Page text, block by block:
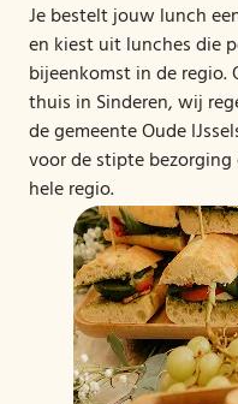
Je bestelt jouw lunch
en kiest uit lunches die
bijeenkomst in de regio.
thuis in Sinderen, wij
de gemeente Oude
voor de stipte
hele regio.